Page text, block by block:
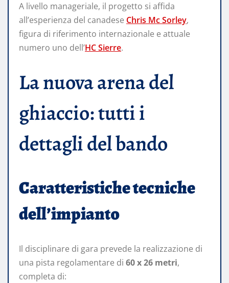
A livello manageriale, il progetto si affida
all’esperienza del canadese Chris Mc Sorley,
figura di riferimento internazionale e attuale
numero uno dell’HC Sierre.
La nuova arena del
ghiaccio: tutti i
dettagli del bando
Caratteristiche tecniche
dell’impianto
Il disciplinare di gara prevede la realizzazione di
una pista regolamentare di 60 x 26 metri,
completa di: